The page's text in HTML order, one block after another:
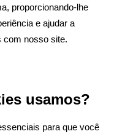
proporcionando-lhe
e ajudar a
com nosso site.
usamos?
para que você